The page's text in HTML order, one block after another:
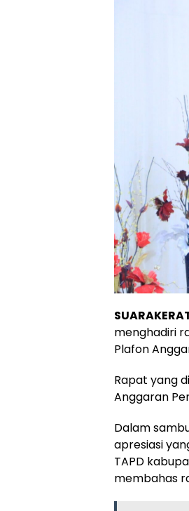
menghadiri
Plafon
Rapat yang
Anggaran
Dalam
apresiasi
TAPD
membahas